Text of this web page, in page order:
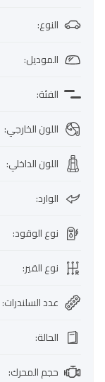
النوع:
الموديل:
الفئة:
اللون الخارجي:
اللون الداخلي:
الوارد:
نوع الوقود:
نوع القير:
عدد السلندرات:
الحالة:
حجم المحرك: